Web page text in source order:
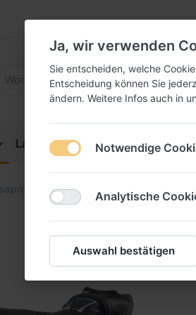
Lampen Instrumente
MK11 / C370
Ja, wir verwenden
Sie entscheiden, welche
Entscheidung können Sie
ändern. Weitere Infos auch in
Notwendige
Analytische
Auswahl bestätigen